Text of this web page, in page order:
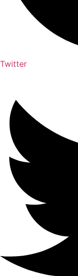
Twitter